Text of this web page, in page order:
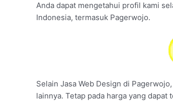
Anda dapat mengetahui profil kami
Indonesia, termasuk Pagerwojo.
Selain Jasa Web Design di
lainnya. Tetap pada harga yang